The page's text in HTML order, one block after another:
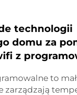
technologii
domu za
z
to
zarządzają